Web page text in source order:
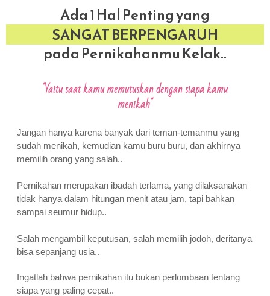
Ada 1 Hal Penting yang
SANGAT BERPENGARUH
pada Pernikahanmu Kelak..
"Yaitu saat kamu memutuskan dengan siapa kamu
menikah"
Jangan hanya karena banyak dari teman-temanmu yang
sudah menikah, kemudian kamu buru buru, dan akhirnya
memilih orang yang salah..
Pernikahan merupakan ibadah terlama, yang dilaksanakan
tidak hanya dalam hitungan menit atau jam, tapi bahkan
sampai seumur hidup..
Salah mengambil keputusan, salah memilih jodoh, deritanya
bisa sepanjang usia..
Ingatlah bahwa pernikahan itu bukan perlombaan tentang
siapa yang paling cepat..